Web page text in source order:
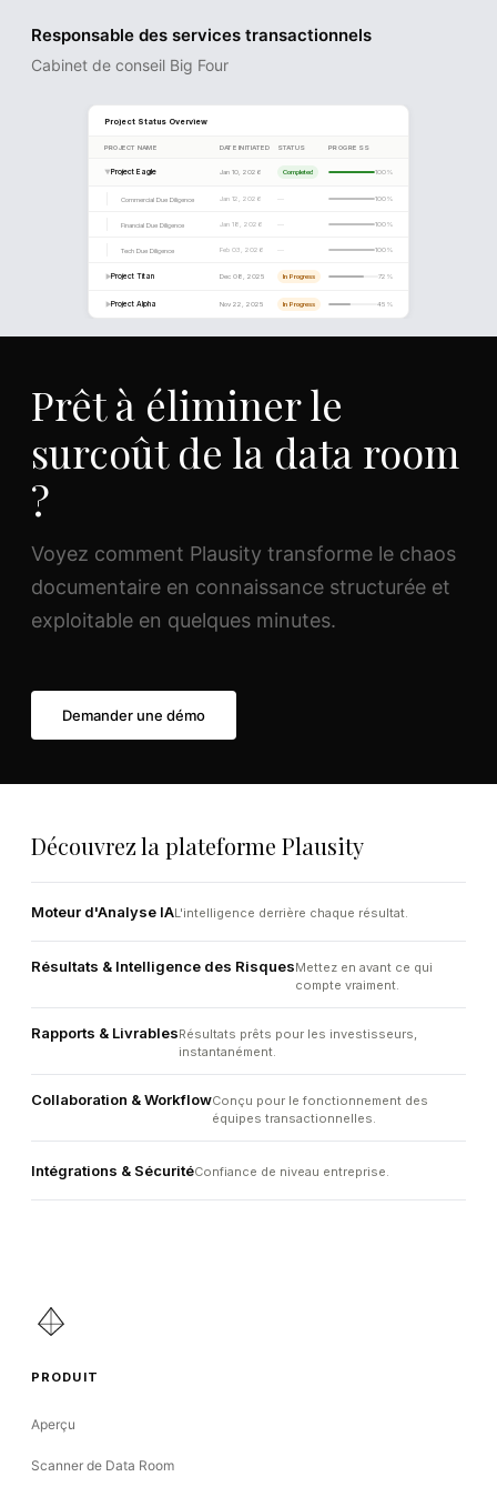
DOCUMENT ANALYSIS
Extracting key clauses...
Responsable des services transactionnels
Cabinet de conseil Big Four
Prêt à éliminer le
surcoût de la data room
?
Voyez comment Plausity transforme le chaos
documentaire en connaissance structurée et
exploitable en quelques minutes.
Demander une démo
Découvrez la plateforme Plausity
Moteur d'Analyse IAL'intelligence derrière chaque résultat.
Résultats & Intelligence des RisquesMettez en avant ce qui
compte vraiment.
Rapports & LivrablesRésultats prêts pour les investisseurs,
instantanément.
Collaboration & WorkflowConçu pour le fonctionnement des
équipes transactionnelles.
Intégrations & SécuritéConfiance de niveau entreprise.
PRODUIT
Aperçu
Scanner de Data Room